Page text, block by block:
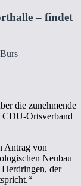
– findet
die zunehmende
CDU-Ortsverband
Antrag von
Neubau
der